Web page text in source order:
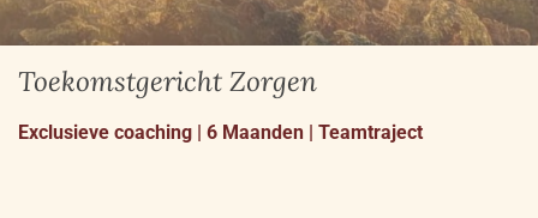
Toekomstgericht Zorgen
Exclusieve coaching | 6 Maanden | Teamtraject